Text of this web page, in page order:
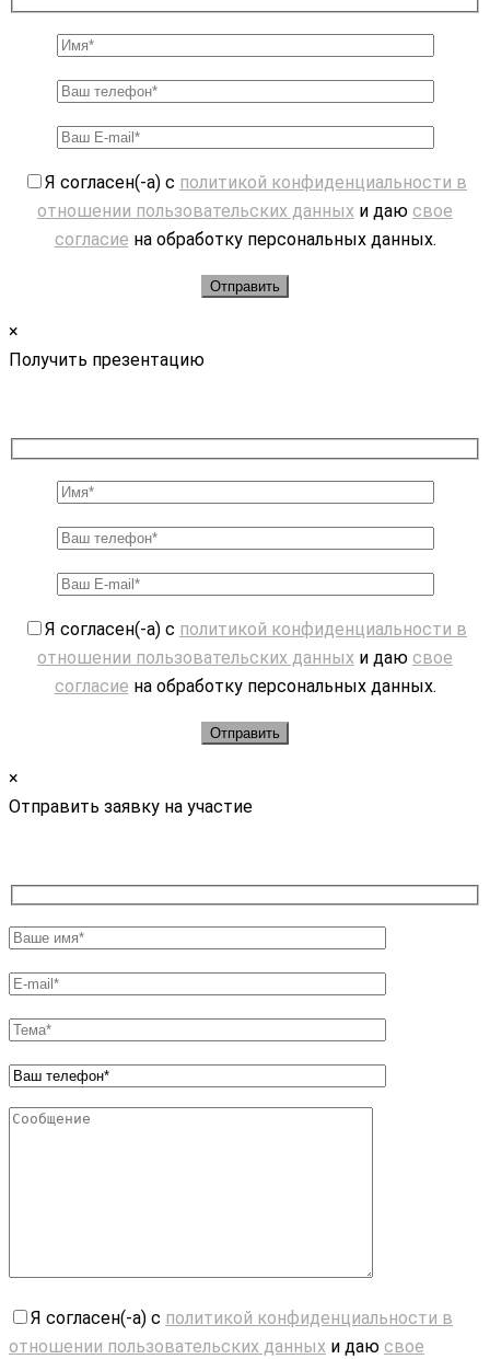
Я согласен(-а) с политикой конфиденциальности в
отношении пользовательских данных и даю свое
согласие на обработку персональных данных.
×
Получить презентацию
Я согласен(-а) с политикой конфиденциальности в
отношении пользовательских данных и даю свое
согласие на обработку персональных данных.
×
Отправить заявку на участие
Я согласен(-а) с политикой конфиденциальности в
отношении пользовательских данных и даю свое